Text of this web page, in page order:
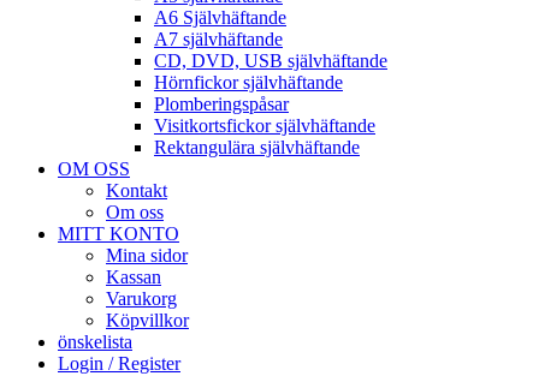
A6 Självhäftande
A7 självhäftande
CD, DVD, USB självhäftande
Hörnfickor självhäftande
Plomberingspåsar
Visitkortsfickor självhäftande
Rektangulära självhäftande
OM OSS
Kontakt
Om oss
MITT KONTO
Mina sidor
Kassan
Varukorg
Köpvillkor
önskelista
Login / Register